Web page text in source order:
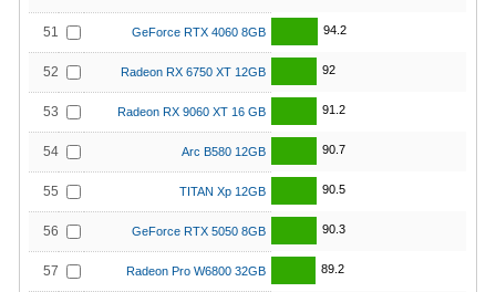
51 GeForce RTX 4060 8GB 94.2
52 Radeon RX 6750 XT 12GB 92
53 Radeon RX 9060 XT 16 GB 91.2
54 Arc B580 12GB 90.7
55 TITAN Xp 12GB 90.5
56 GeForce RTX 5050 8GB 90.3
57 Radeon Pro W6800 32GB 89.2